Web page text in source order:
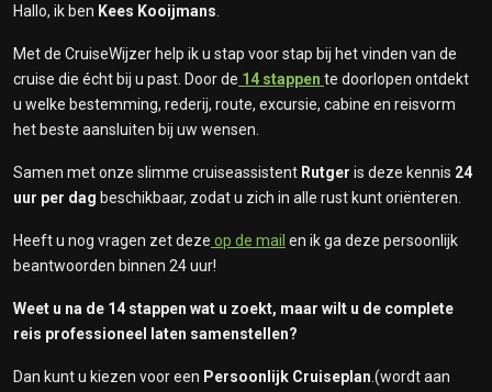
Hallo, ik ben Kees Kooijmans
Met de CruiseWijzer help ik u stap voor stap bij het vinden van de
cruise die écht bij u past. Door de 14 stappen te doorlopen ontdekt
u welke bestemming, rederij, route, excursie, cabine en reisvorm
het beste aansluiten bij uw wensen.
Samen met onze slimme cruiseassistent Rutger is deze kennis 24
uur per dag beschikbaar, zodat u zich in alle rust kunt oriënteren.
Heeft u nog vragen zet deze op de mail en ik ga deze persoonlijk
beantwoorden binnen 24 uur!
Weet u na de 14 stappen wat u zoekt, maar wilt u de complete
reis professioneel laten samenstellen?
Dan kunt u kiezen voor een Persoonlijk Cruiseplan .(wordt aan